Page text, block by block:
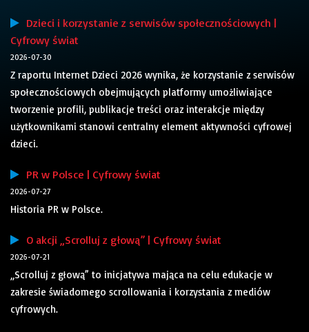
Dzieci i korzystanie z serwisów społecznościowych |
Cyfrowy świat
2026-07-30
Z raportu Internet Dzieci 2026 wynika, że korzystanie z serwisów
społecznościowych obejmujących platformy umożliwiające
tworzenie profili, publikacje treści oraz interakcje między
użytkownikami stanowi centralny element aktywności cyfrowej
dzieci.
PR w Polsce | Cyfrowy świat
2026-07-27
Historia PR w Polsce.
O akcji „Scrolluj z głową” | Cyfrowy świat
2026-07-21
„Scrolluj z głową” to inicjatywa mająca na celu edukacje w
zakresie świadomego scrollowania i korzystania z mediów
cyfrowych.